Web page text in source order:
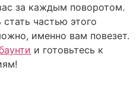
за каждым поворотом.
частью этого
именно вам повезет.
и готовьтесь к